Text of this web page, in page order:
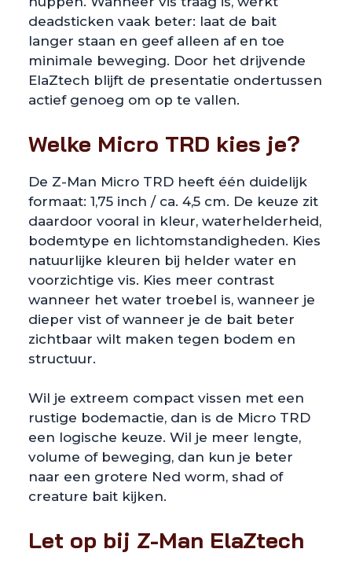
deadsticken vaak beter: laat de bait
langer staan en geef alleen af en toe
minimale beweging. Door het drijvende
ElaZtech blijft de presentatie ondertussen
actief genoeg om op te vallen.
Welke Micro TRD kies je?
De Z-Man Micro TRD heeft één duidelijk
formaat: 1,75 inch / ca. 4,5 cm. De keuze zit
daardoor vooral in kleur, waterhelderheid,
bodemtype en lichtomstandigheden. Kies
natuurlijke kleuren bij helder water en
voorzichtige vis. Kies meer contrast
wanneer het water troebel is, wanneer je
dieper vist of wanneer je de bait beter
zichtbaar wilt maken tegen bodem en
structuur.
Wil je extreem compact vissen met een
rustige bodemactie, dan is de Micro TRD
een logische keuze. Wil je meer lengte,
volume of beweging, dan kun je beter
naar een grotere Ned worm, shad of
creature bait kijken.
Let op bij Z-Man ElaZtech